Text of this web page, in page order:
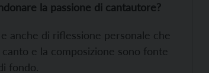
la passione di cantautore?
anche di riflessione personale che
e la composizione sono fonte
fondo.